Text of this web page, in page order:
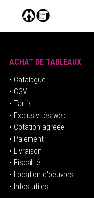
ACHAT DE TABLEAUX
• Catalogue
• CGV
• Tarifs
• Exclusivités web
• Cotation agréée
• Paiement
• Livraison
• Fiscalité
• Location d'oeuvres
• Infos utiles